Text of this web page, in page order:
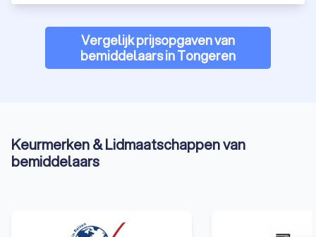
Vergelijk prijsopgaven van
bemiddelaars in Tongeren
Keurmerken & Lidmaatschappen van
bemiddelaars